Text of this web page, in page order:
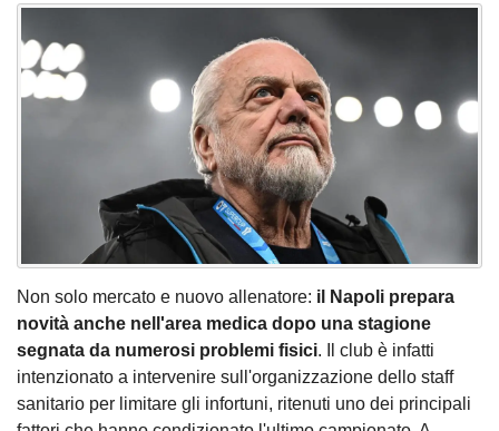
Non solo mercato e nuovo allenatore: il Napoli prepara
novità anche nell'area medica dopo una stagione
segnata da numerosi problemi fisici. Il club è infatti
intenzionato a intervenire sull'organizzazione dello staff
sanitario per limitare gli infortuni, ritenuti uno dei principali